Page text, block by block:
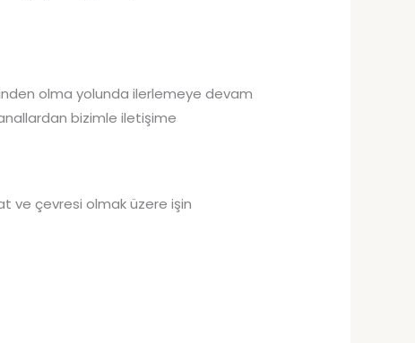
olma yolunda ilerlemeye devam
bizimle iletişime
ve çevresi olmak üzere işin